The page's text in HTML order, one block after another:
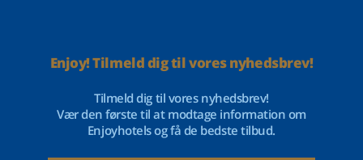
Enjoy! Tilmeld dig til vores nyhedsbrev!
Tilmeld dig til vores nyhedsbrev!
Vær den første til at modtage information om
Enjoyhotels og få de bedste tilbud.